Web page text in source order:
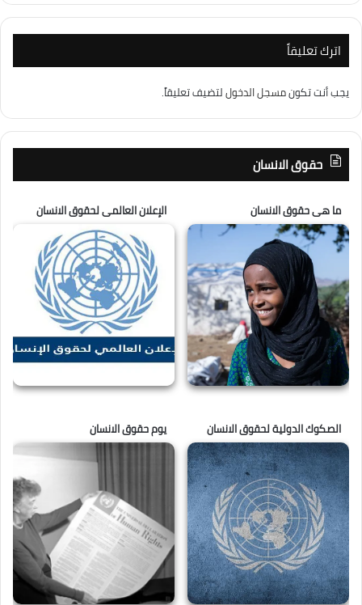
اترك تعليقاً
يجب أنت تكونمسجل الدخوللتضيف تعليقاً.
حقوق الانسان
ما هى حقوق الانسان الإعلان العالمى لحقوق الانسان
الصكوك الدولية لحقوق الانسان يوم حقوق الانسان